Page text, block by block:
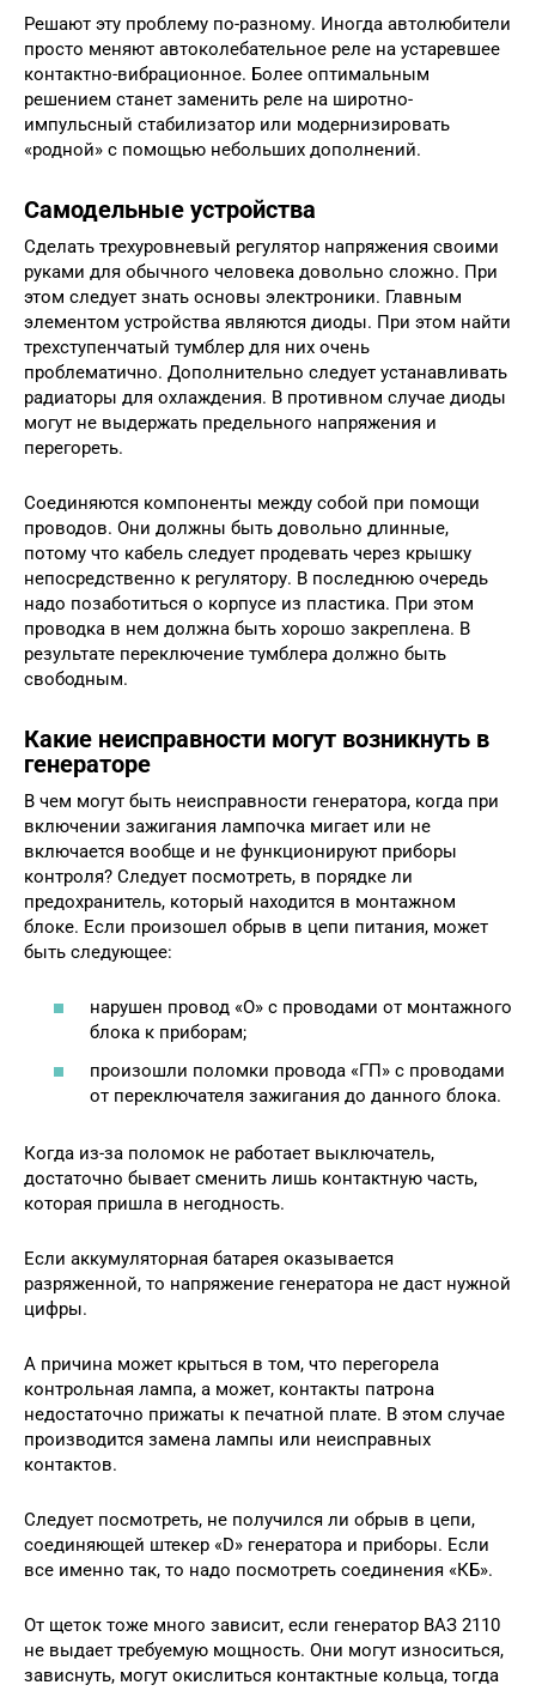
Решают эту проблему по-разному. Иногда автолюбители
просто меняют автоколебательное реле на устаревшее
контактно-вибрационное. Более оптимальным
решением станет заменить реле на широтно-
импульсный стабилизатор или модернизировать
«родной» с помощью небольших дополнений.
Самодельные устройства
Сделать трехуровневый регулятор напряжения своими
руками для обычного человека довольно сложно. При
этом следует знать основы электроники. Главным
элементом устройства являются диоды. При этом найти
трехступенчатый тумблер для них очень
проблематично. Дополнительно следует устанавливать
радиаторы для охлаждения. В противном случае диоды
могут не выдержать предельного напряжения и
перегореть.
Соединяются компоненты между собой при помощи
проводов. Они должны быть довольно длинные,
потому что кабель следует продевать через крышку
непосредственно к регулятору. В последнюю очередь
надо позаботиться о корпусе из пластика. При этом
проводка в нем должна быть хорошо закреплена. В
результате переключение тумблера должно быть
свободным.
Какие неисправности могут возникнуть в
генераторе
В чем могут быть неисправности генератора, когда при
включении зажигания лампочка мигает или не
включается вообще и не функционируют приборы
контроля? Следует посмотреть, в порядке ли
предохранитель, который находится в монтажном
блоке. Если произошел обрыв в цепи питания, может
быть следующее:
нарушен провод «О» с проводами от монтажного
блока к приборам;
произошли поломки провода «ГП» с проводами
от переключателя зажигания до данного блока.
Когда из-за поломок не работает выключатель,
достаточно бывает сменить лишь контактную часть,
которая пришла в негодность.
Если аккумуляторная батарея оказывается
разряженной, то напряжение генератора не даст нужной
цифры.
А причина может крыться в том, что перегорела
контрольная лампа, а может, контакты патрона
недостаточно прижаты к печатной плате. В этом случае
производится замена лампы или неисправных
контактов.
Следует посмотреть, не получился ли обрыв в цепи,
соединяющей штекер «D» генератора и приборы. Если
все именно так, то надо посмотреть соединения «КБ».
От щеток тоже много зависит, если генератор ВАЗ 2110
не выдает требуемую мощность. Они могут износиться,
зависнуть, могут окислиться контактные кольца, тогда